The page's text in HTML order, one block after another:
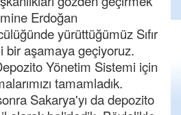
Erdoğan
yürüttüğümüz Sıfır
bir aşamaya geçiyoruz.
Yönetim Sistemi için
tamamladık.
Sakarya'yı da depozito